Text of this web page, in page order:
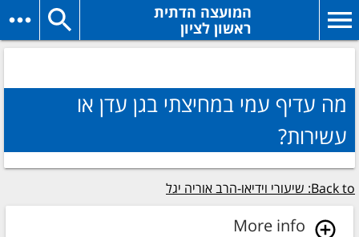
המועצה הדתית
ראשון לציון
מה עדיף עמי במחיצתי בגן עדן או
עשירות?
Back to: שיעורי וידיאו-הרב אוריה יגל
More info